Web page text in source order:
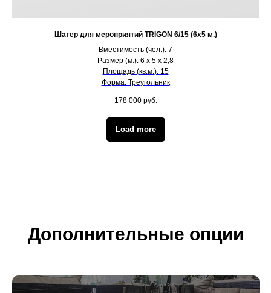
Шатер для мероприятий TRIGON 6/15 (6х5 м.)
Вместимость (чел.): 7
Размер (м.): 6 х 5 х 2,8
Площадь (кв.м.): 15
Форма: Треугольник
178 000 руб.
Load more
Дополнительные опции